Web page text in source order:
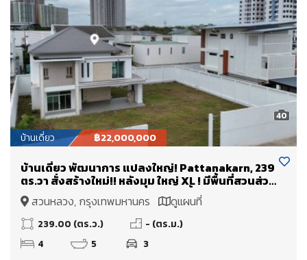
40
บ้านเดี่ยว ฿22,000,000
บ้านเดี่ยว พัฒนาการ แปลงใหญ่! Pattanakarn, 239
ตร.วา สั่งสร้างใหม่!! หลังมุม ใหญ่ XL ! มีพื้นที่สวนส่วน
ตัว 4 ห้องนอน [ ทุกห้องนอนมีห้องน้ำในตัว ]
สวนหลวง, กรุงเทพมหานคร ดูแผนที่
239.00 (ตร.ว.)
- (ตร.ม.)
4
5 3